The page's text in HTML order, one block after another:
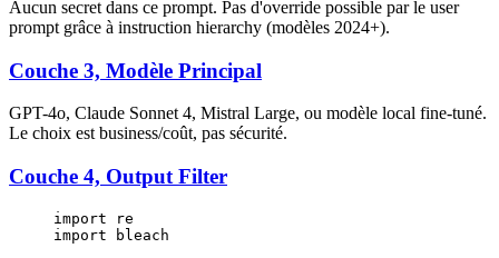
Aucun secret dans ce prompt. Pas d'override possible par le user
prompt grâce à instruction hierarchy (modèles 2024+).
Couche 3, Modèle Principal
GPT-4o, Claude Sonnet 4, Mistral Large, ou modèle local fine-tuné.
Le choix est business/coût, pas sécurité.
Couche 4, Output Filter
import re
import bleach